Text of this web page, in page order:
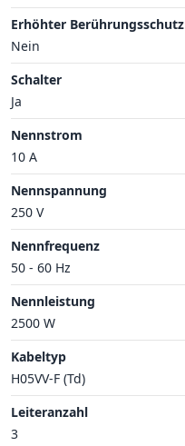
Erhöhter Berührungsschutz
Nein
Schalter
Ja
Nennstrom
10 A
Nennspannung
250 V
Nennfrequenz
50 - 60 Hz
Nennleistung
2500 W
Kabeltyp
H05VV-F (Td)
Leiteranzahl
3